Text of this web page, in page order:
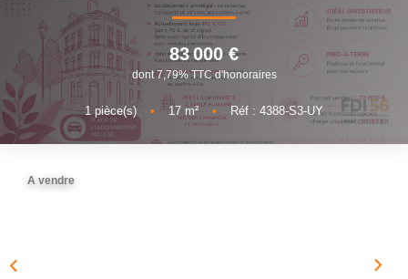
LOCATIONS
ESTIMATION
83 000 €
dont 7,79% TTC d'honoraires
1 pièce(s) • 17 m² • Réf : 4388-S3-UY
A vendre